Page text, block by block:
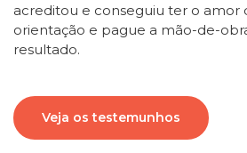
acreditou e conseguiu ter o amor
orientação e pague a mão-de-
resultado.
Veja os testemunhos